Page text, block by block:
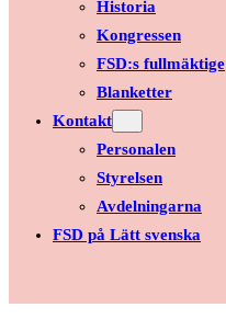
Historia
Kongressen
FSD:s fullmäktige
Blanketter
Kontakt
Personalen
Styrelsen
Avdelningarna
FSD på Lätt svenska